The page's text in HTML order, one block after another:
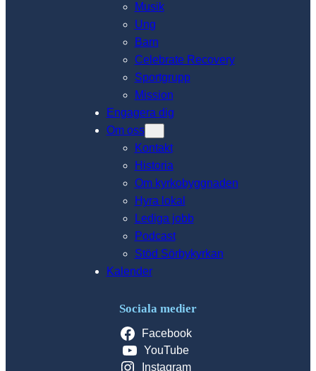
Musik
Ung
Barn
Celebrate Recovery
Sportgrupp
Mission
Engagera dig
Om oss
Kontakt
Historia
Om kyrkobyggnaden
Hyra lokal
Lediga jobb
Podcast
Stöd Sörbykyrkan
Kalender
Sociala medier
Facebook
YouTube
Instagram